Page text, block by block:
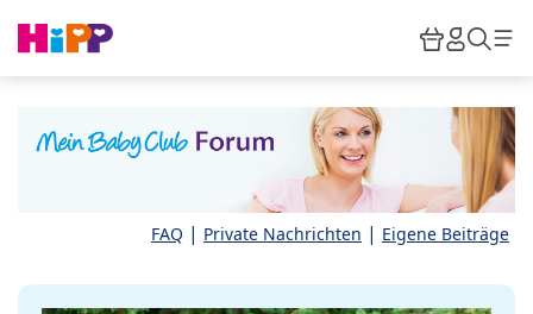
HiPP
FAQ | Private Nachrichten | Eigene Beiträge